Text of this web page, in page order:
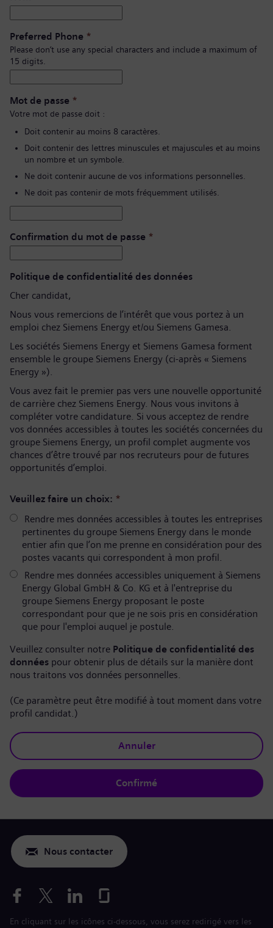
Preferred Phone *
Please don’t use any special characters and include a maximum of
15 digits.
Mot de passe *
Votre mot de passe doit :
Doit contenir au moins 8 caractères.
Doit contenir des lettres minuscules et majuscules et au moins
un nombre et un symbole.
Ne doit contenir aucune de vos informations personnelles.
Ne doit pas contenir de mots fréquemment utilisés.
Confirmation du mot de passe *
Politique de confidentialité des données
Cher candidat,
Nous vous remercions de l’intérêt que vous portez à un
emploi chez Siemens Energy et/ou Siemens Gamesa.
Les sociétés Siemens Energy et Siemens Gamesa forment
ensemble le groupe Siemens Energy (ci-après « Siemens
Energy »).
Vous avez fait le premier pas vers une nouvelle opportunité
de carrière chez Siemens Energy. Nous vous invitons à
compléter votre candidature. Si vous acceptez de rendre
vos données accessibles à toutes les sociétés concernées du
groupe Siemens Energy, un profil complet augmente vos
chances d’être trouvé par nos recruteurs pour de futures
opportunités d’emploi.
Veuillez faire un choix: *
Rendre mes données accessibles à toutes les entreprises
pertinentes du groupe Siemens Energy dans le monde
entier afin que l’on me prenne en considération pour des
postes vacants qui correspondent à mon profil.
Rendre mes données accessibles uniquement à Siemens
Energy Global GmbH & Co. KG et à l'entreprise du
groupe Siemens Energy proposant le poste
correspondant pour que je ne sois pris en considération
que pour l'emploi auquel je postule.
Veuillez consulter notre Politique de confidentialité des
données pour obtenir plus de détails sur la manière dont
nous traitons vos données personnelles.
(Ce paramètre peut être modifié à tout moment dans votre
profil candidat.)
Annuler
Confirmé
Nous contacter
En cliquant sur les icônes ci-dessous, vous serez redirigé vers les